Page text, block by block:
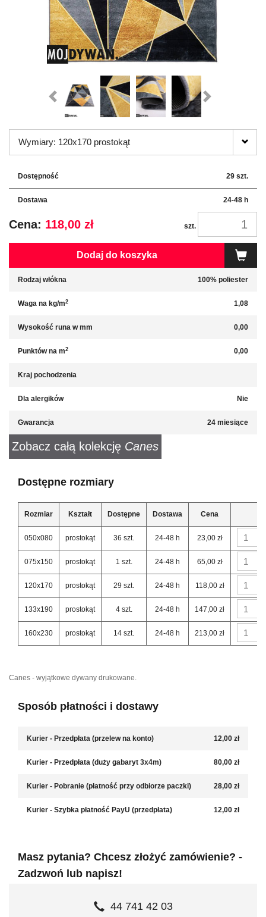
Wymiary: 120x170 prostokąt
Dostępność 29 szt.
Dostawa 24-48 h
Cena: 118,00 zł szt.
Dodaj do koszyka
Rodzaj włókna 100% poliester
Waga na kg/m2 1,08
Wysokość runa w mm 0,00
Punktów na m2 0,00
Kraj pochodzenia
Dla alergików Nie
Gwarancja 24 miesiące
Zobacz całą kolekcję Canes
Dostępne rozmiary
Rozmiar Kształt Dostępne Dostawa Cena
050x080 prostokąt 36 szt. 24-48 h 23,00 zł
075x150 prostokąt 1 szt. 24-48 h 65,00 zł
120x170 prostokąt 29 szt. 24-48 h 118,00 zł
133x190 prostokąt 4 szt. 24-48 h 147,00 zł
160x230 prostokąt 14 szt. 24-48 h 213,00 zł
Canes - wyjątkowe dywany drukowane.
Sposób płatności i dostawy
Kurier - Przedpłata (przelew na konto) 12,00 zł
Kurier - Przedpłata (duży gabaryt 3x4m) 80,00 zł
Kurier - Pobranie (płatność przy odbiorze paczki) 28,00 zł
Kurier - Szybka płatność PayU (przedpłata) 12,00 zł
Masz pytania? Chcesz złożyć zamówienie? -
Zadzwoń lub napisz!
44 741 42 03